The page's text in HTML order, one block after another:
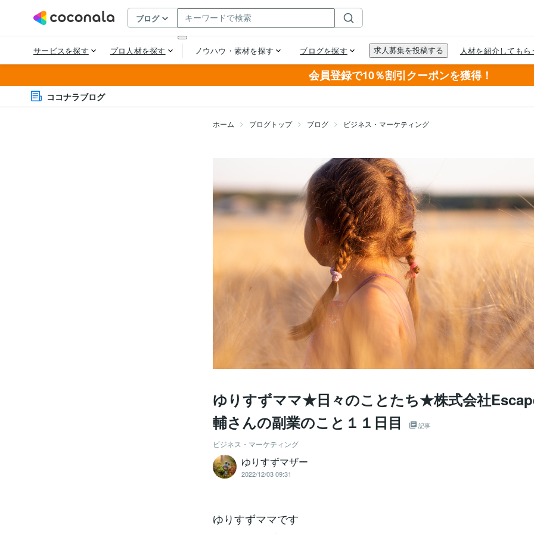
会員登録で10％割引クーポンを獲得！
ココナラブログ
ホーム ブログトップ ブログ ビジネス・マーケティング
ゆりすずママ★日々のことたち★株式会社
輔さんの副業のこと１１日目
記事
ビジネス・マーケティング
ゆりすずマザー
2022/12/03 09:31
ゆりすずママです